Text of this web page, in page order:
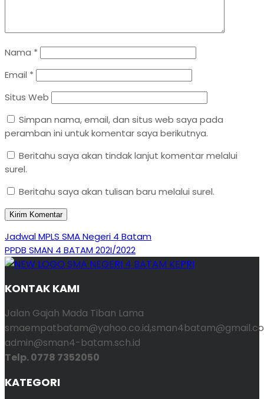
Nama *
Email *
Situs Web
Simpan nama, email, dan situs web saya pada
peramban ini untuk komentar saya berikutnya.
Beritahu saya akan tindak lanjut komentar melalui
surel.
Beritahu saya akan tulisan baru melalui surel.
Navigasi
pos
Previous
Post
Jadwal MPLS SMA Negeri 4 Batam
Next
Post
PPDB SMAN 4 BATAM 202I/2022
KONTAK KAMI
Jalan Gajah Mada Tiban Lama
admin@sman4-batam.sch.id
Telp. 0778 7352050
KATEGORI